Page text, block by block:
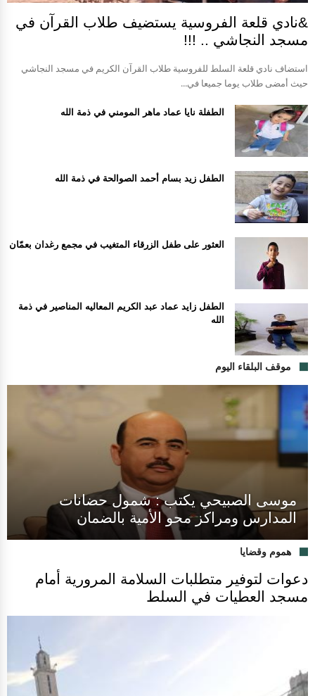
&نادي قلعة الفروسية يستضيف طلاب القرآن في
مسجد النجاشي .. !!!
استضاف نادي قلعة السلط للفروسية طلاب القرآن الكريم في مسجد النجاشي
حيث أمضى طلاب يوما جميعا في...
الطفلة نايا عماد ماهر المومني في ذمة الله
الطفل زيد بسام أحمد الصوالحة في ذمة الله
العثور على طفل الزرقاء المتغيب في مجمع رغدان بعمّان
الطفل زايد عماد عبد الكريم المعاليه المناصير في ذمة
الله
موقف البلقاء اليوم
موسى الصبيحي يكتب : شمول حضانات
المدارس ومراكز محو الأمية بالضمان
هموم وقضايا
دعوات لتوفير متطلبات السلامة المرورية أمام
مسجد العطيات في السلط